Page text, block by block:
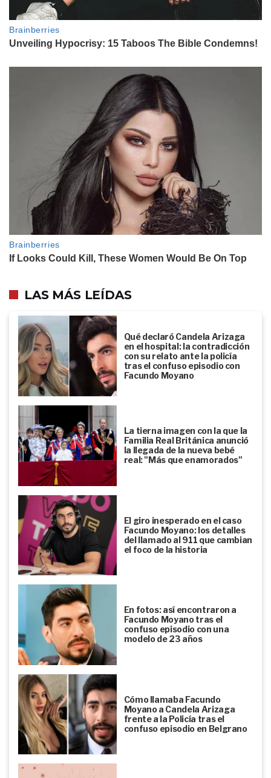
LAS MÁS LEÍDAS
Qué declaró Candela Arizaga
en el hospital: la contradicción
con su relato ante la policía
tras el confuso episodio con
Facundo Moyano
La tierna imagen con la que la
Familia Real Británica anunció
la llegada de la nueva bebé
real: "Más que enamorados"
El giro inesperado en el caso
Facundo Moyano: los detalles
del llamado al 911 que cambian
el foco de la historia
En fotos: así encontraron a
Facundo Moyano tras el
confuso episodio con una
modelo de 23 años
Cómo llamaba Facundo
Moyano a Candela Arizaga
frente a la Policía tras el
confuso episodio en Belgrano